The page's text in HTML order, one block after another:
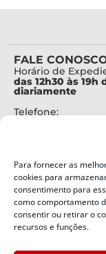
Para fornecer as
cookies para
consentimento para
como comportamento
consentir ou retirar o
recursos e funções.
FALE
Horário de
das 12h30 às 19h
diariamente
Telefone:
Alertas Defesa
SMS 40199
ENDEREÇO
Defesa Civil do